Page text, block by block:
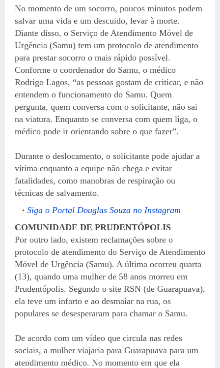
No momento de um socorro, poucos minutos podem
salvar uma vida e um descuido, levar à morte.
Diante disso, o Serviço de Atendimento Móvel de
Urgência (Samu) tem um protocolo de atendimento
para prestar socorro o mais rápido possível.
Conforme o coordenador do Samu, o médico
Rodrigo Lagos, “as pessoas gostam de criticar, e não
entendem o funcionamento do Samu. Quem
pergunta, quem conversa com o solicitante, não sai
na viatura. Enquanto se conversa com quem liga, o
médico pode ir orientando sobre o que fazer”.
Durante o deslocamento, o solicitante pode ajudar a
vítima enquanto a equipe não chega e evitar
fatalidades, como manobras de respiração ou
técnicas de salvamento.
Siga o Portal Douglas Souza no Instagram
COMUNIDADE DE PRUDENTÓPOLIS
Por outro lado, existem reclamações sobre o
protocolo de atendimento do Serviço de Atendimento
Móvel de Urgência (Samu). A última ocorreu quarta
(13), quando uma mulher de 58 anos morreu em
Prudentópolis. Segundo o site RSN (de Guarapuava),
ela teve um infarto e ao desmaiar na rua, os
populares se desesperaram para chamar o Samu.
De acordo com um vídeo que circula nas redes
sociais, a mulher viajaria para Guarapuava para um
atendimento médico. No momento em que ela